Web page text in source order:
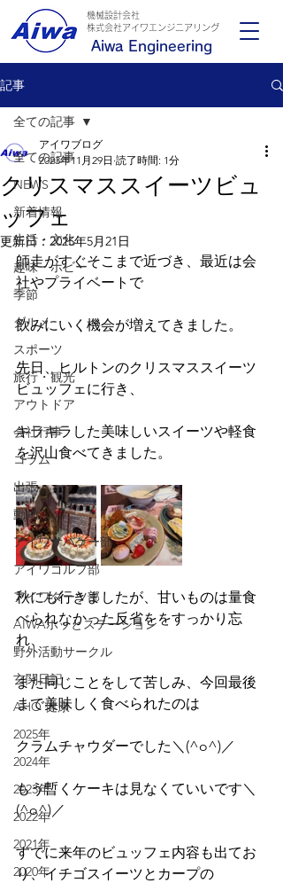
Aiwa Engineering
機械設計会社
​株式会社アイワエンジニアリング
記事
全ての記事
NEWS
新着情報
生活・文化
趣味・ホビー
季節
グルメ
スポーツ
旅行・観光
アウトドア
会社行事
コラム
出張
動物
アイワサバゲー部
アイワゴルフ部
アイワダーツ部
AIWAホッとステーション
野外活動サークル
玄関日記
AHO 健康
2025年
2024年
2023年
2022年
2021年
2020年
全ての記事
クリスマススイーツビュ
ッフェ
アイワブログ
2023年11月29日 読了時間: 1分
更新日： 2025年5月21日
師走がすぐそこまで近づき、最近は会
社やプライベートで
飲みにいく機会が増えてきました。
先日、ヒルトンのクリスマススイーツ
ビュッフェに行き、
キラキラした美味しいスイーツや軽食
を沢山食べてきました。
秋にも行きましたが、甘いものは量食
べられなかった反省ををすっかり忘
れ、
また同じことをして苦しみ、今回最後
まで美味しく食べられたのは
クラムチャウダーでした＼(^o^)／
もう暫くケーキは見なくていいです＼
(^o^)／
すでに来年のビュッフェ内容も出てお
り、イチゴスイーツとカープの